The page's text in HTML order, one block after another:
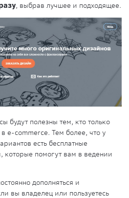
, выбрав лучшее и подходящее.
будут полезны тем, кто только
e-commerce. Тем более, что у
есть бесплатные
помогут вам в ведении
дополняться и
вы владелец или пользуетесь